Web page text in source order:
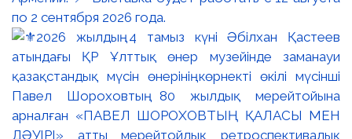
по 2 сентября 2026 года.